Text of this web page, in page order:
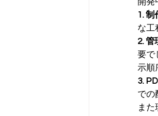
開発
1.
な工
2. 管
要で
示順
3.
での
ま